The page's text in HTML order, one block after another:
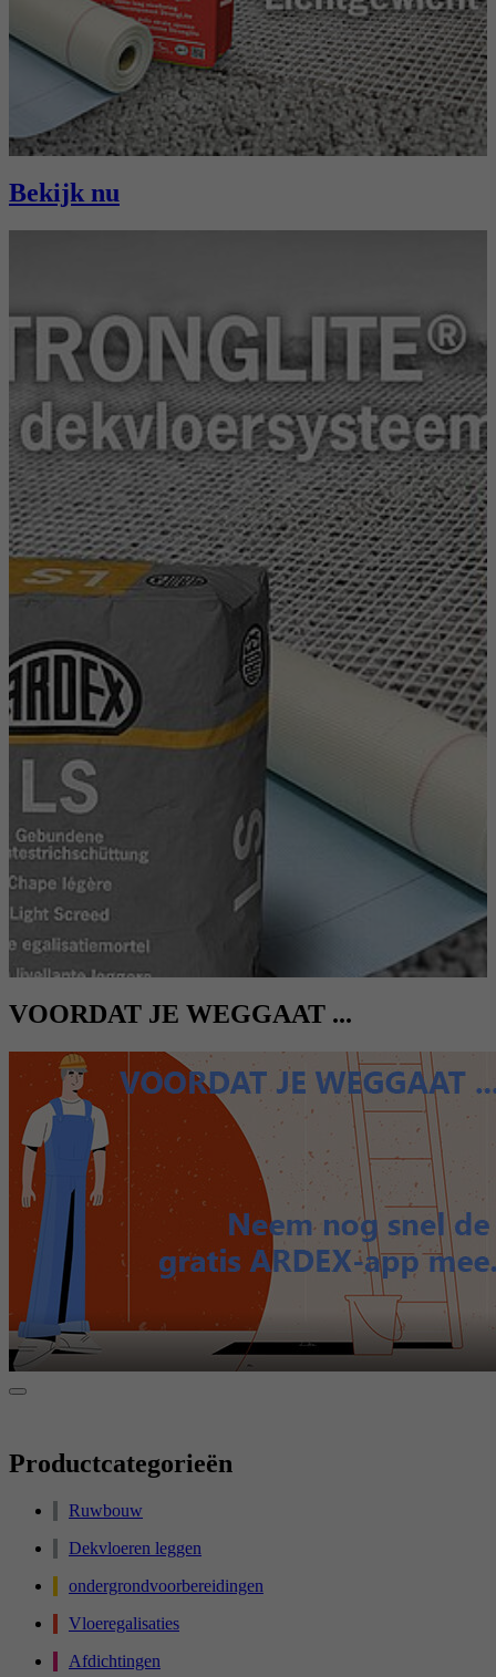
Bekijk nu
VOORDAT JE WEGGAAT ...
Productcategorieën
Ruwbouw
Dekvloeren leggen
ondergrondvoorbereidingen
Vloeregalisaties
Afdichtingen